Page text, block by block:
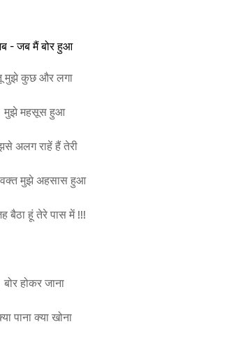
- जब मैं बोर हुआ
मुझे कुछ और लगा
मुझे महसूस हुआ
अलग राहें हैं तेरी
मुझे अहसास हुआ
बैठा हूं तेरे पास में !!!
बोर होकर जाना
पाना क्या खोना